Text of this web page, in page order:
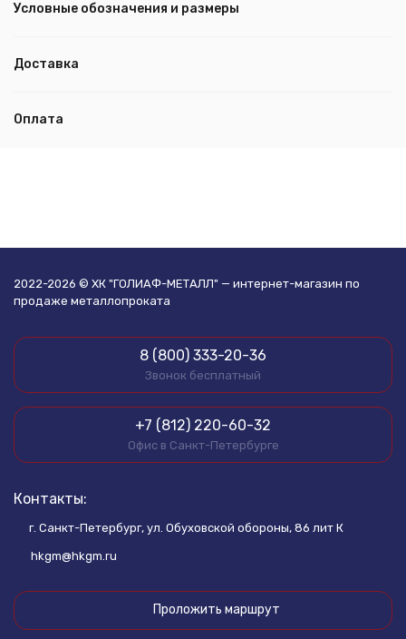
Условные обозначения и размеры
Доставка
Оплата
2022-2026 © ХК "ГОЛИАФ-МЕТАЛЛ" — интернет-магазин по
продаже металлопроката
8 (800) 333-20-36
Звонок бесплатный
+7 (812) 220-60-32
Офис в Санкт-Петербурге
Контакты:
г. Санкт-Петербург, ул. Обуховской обороны, 86 лит К
hkgm@hkgm.ru
Проложить маршрут